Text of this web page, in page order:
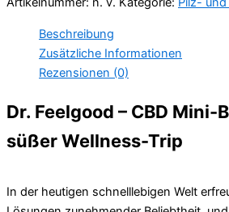
Menge
Beschreibung
Zusätzliche Informationen
Rezensionen (0)
Dr. Feelgood – CBD Mini-
süßer Wellness-Trip
In der heutigen schnelllebigen Welt